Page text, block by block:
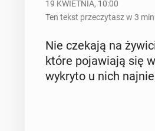
19 KWIETNIA, 10:00
Ten tekst przeczytasz w 3
Nie czekają na
które po­ja­wia­ją się
wykryto u nich